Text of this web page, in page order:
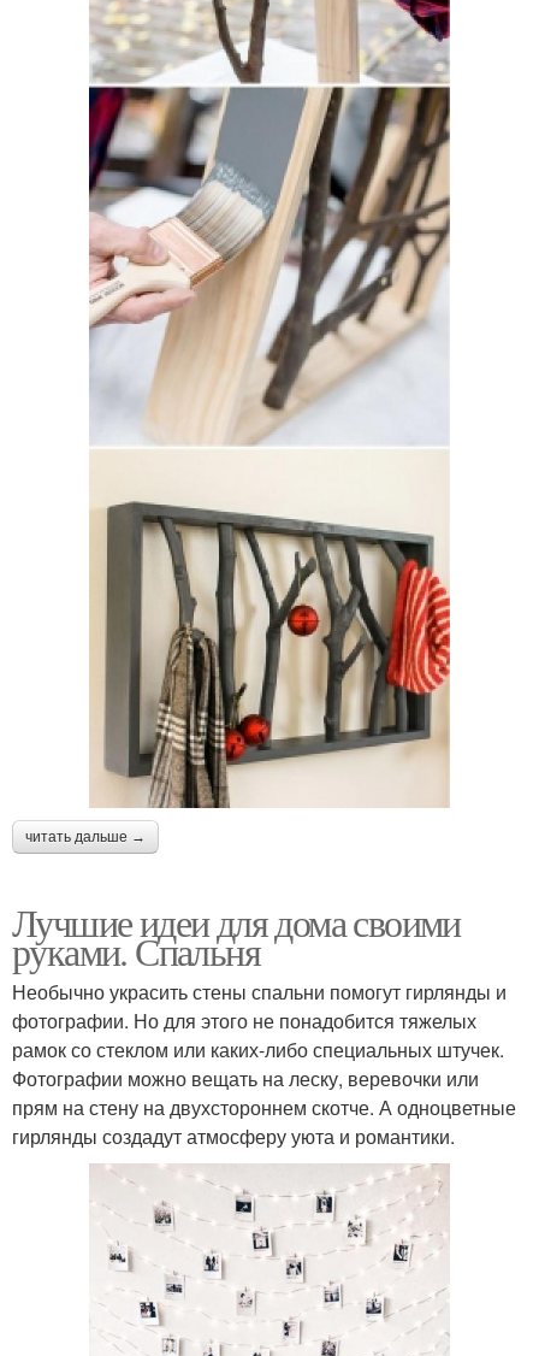
читать дальше →
Лучшие идеи для дома своими
руками. Спальня
Необычно украсить стены спальни помогут гирлянды и
фотографии. Но для этого не понадобится тяжелых
рамок со стеклом или каких-либо специальных штучек.
Фотографии можно вещать на леску, веревочки или
прям на стену на двухстороннем скотче. А одноцветные
гирлянды создадут атмосферу уюта и романтики.